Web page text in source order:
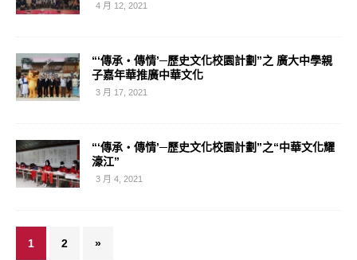
4 月 12, 2021
“‘傳承‧傳情’─歷史文化校園計劃”之 廣大中學親
子嘉年華推廣中華文化
3 月 17, 2021
“‘傳承‧傳情’─歷史文化校園計劃”之“中華文化耀
濠江”
3 月 4, 2021
1 2 »